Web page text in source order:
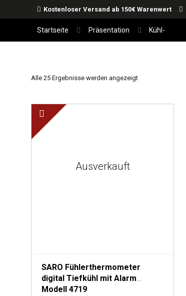
Kostenloser Versand ab 150€ Warenwert
Startseite Präsentation Kühl-
Alle 25 Ergebnisse werden angezeigt
Ausverkauft
SARO Fühlerthermometer
digital Tiefkühl mit Alarm
Modell 4719